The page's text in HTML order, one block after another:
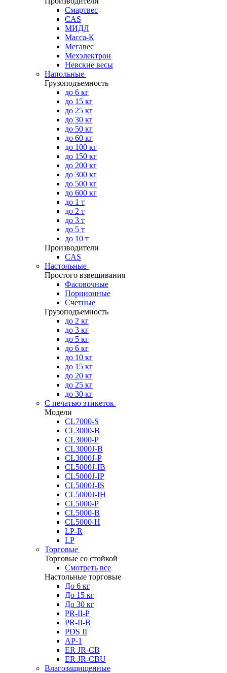
Смартвес
CAS
МИДЛ
Масса-К
Мегавес
Мехэлектрон
Невские весы
Напольные
Грузоподъемность
до 6 кг
до 15 кг
до 25 кг
до 30 кг
до 50 кг
до 60 кг
до 100 кг
до 150 кг
до 200 кг
до 300 кг
до 500 кг
до 600 кг
до 1 т
до 2 т
до 3 т
до 5 т
до 10 т
Производители
CAS
Настольные
Простого взвешивания
Фасовочные
Порционные
Счетные
Грузоподъемность
до 2 кг
до 3 кг
до 5 кг
до 6 кг
до 10 кг
до 15 кг
до 20 кг
до 25 кг
до 30 кг
С печатью этикеток
Модели
CL7000-S
CL3000-B
CL3000-P
CL3000J-B
CL3000J-P
CL5000J-IB
CL5000J-IP
CL5000J-IS
CL5000J-IH
CL5000-P
CL5000-B
CL5000-H
LP-R
LP
Торговые
Торговые со стойкой
Смотреть все
Настольные торговые
До 6 кг
До 15 кг
До 30 кг
PR-II-P
PR-II-B
PDS II
AP-1
ER JR-CB
ER JR-CBU
Влагозащищенные